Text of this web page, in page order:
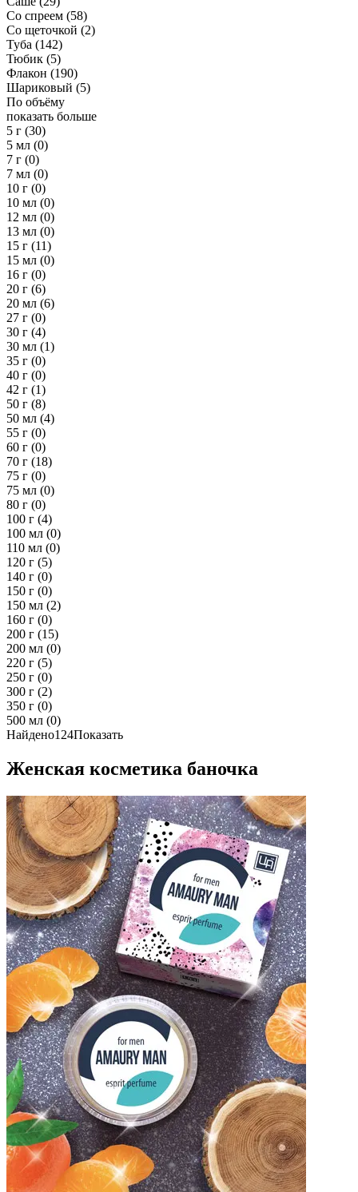
Со спреем (58)
Со щеточкой (2)
Туба (142)
Тюбик (5)
Флакон (190)
Шариковый (5)
По объёму
показать больше
5 г (30)
5 мл (0)
7 г (0)
7 мл (0)
10 г (0)
10 мл (0)
12 мл (0)
13 мл (0)
15 г (11)
15 мл (0)
16 г (0)
20 г (6)
20 мл (6)
27 г (0)
30 г (4)
30 мл (1)
35 г (0)
40 г (0)
42 г (1)
50 г (8)
50 мл (4)
55 г (0)
60 г (0)
70 г (18)
75 г (0)
75 мл (0)
80 г (0)
100 г (4)
100 мл (0)
110 мл (0)
120 г (5)
140 г (0)
150 г (0)
150 мл (2)
160 г (0)
200 г (15)
200 мл (0)
220 г (5)
250 г (0)
300 г (2)
350 г (0)
500 мл (0)
Найдено124Показать
Женская косметика баночка